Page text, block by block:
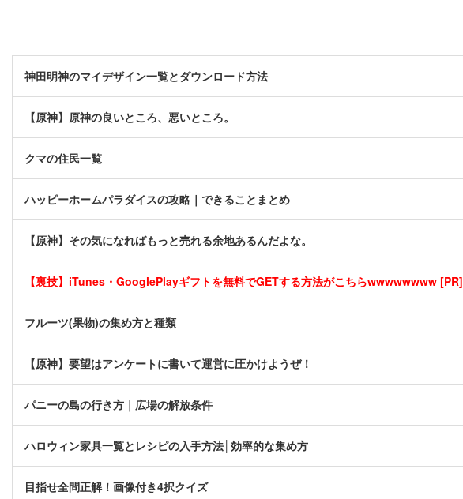
神田明神のマイデザイン一覧とダウンロード方法
【原神】原神の良いところ、悪いところ。
クマの住民一覧
ハッピーホームパラダイスの攻略｜できることまとめ
【原神】その気になればもっと売れる余地あるんだよな。
【裏技】iTunes・GooglePlayギフトを無料でGETする方法がこちらwwwwwwww [PR]
フルーツ(果物)の集め方と種類
【原神】要望はアンケートに書いて運営に圧かけようぜ！
パニーの島の行き方｜広場の解放条件
ハロウィン家具一覧とレシピの入手方法│効率的な集め方
目指せ全問正解！画像付き4択クイズ